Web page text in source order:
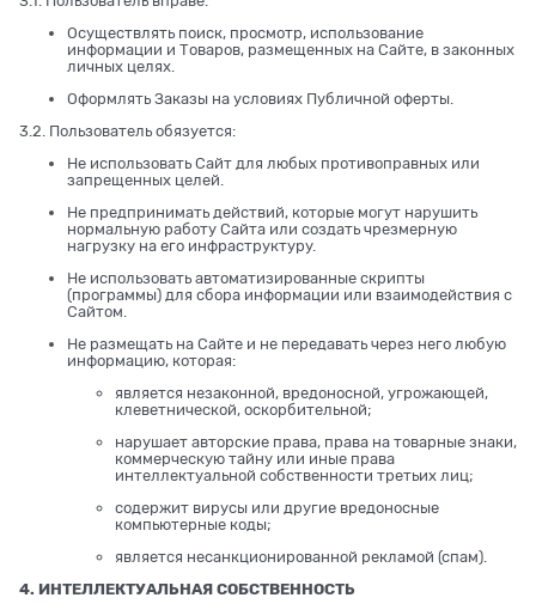
Осуществлять поиск, просмотр, использование
информации и Товаров, размещенных на Сайте, в законных
личных целях.
Оформлять Заказы на условиях Публичной оферты.
3.2. Пользователь обязуется:
Не использовать Сайт для любых противоправных или
запрещенных целей.
Не предпринимать действий, которые могут нарушить
нормальную работу Сайта или создать чрезмерную
нагрузку на его инфраструктуру.
Не использовать автоматизированные скрипты
(программы) для сбора информации или взаимодействия с
Сайтом.
Не размещать на Сайте и не передавать через него любую
информацию, которая:
является незаконной, вредоносной, угрожающей,
клеветнической, оскорбительной;
нарушает авторские права, права на товарные знаки,
коммерческую тайну или иные права
интеллектуальной собственности третьих лиц;
содержит вирусы или другие вредоносные
компьютерные коды;
является несанкционированной рекламой (спам).
4. ИНТЕЛЛЕКТУАЛЬНАЯ СОБСТВЕННОСТЬ